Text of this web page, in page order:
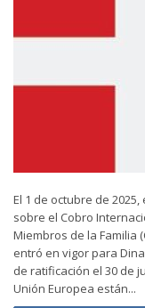
El 1 de octubre de
sobre el Cobro
Miembros de la Familia
entró en vigor para
de ratificación el 30 de
Unión Europea están...